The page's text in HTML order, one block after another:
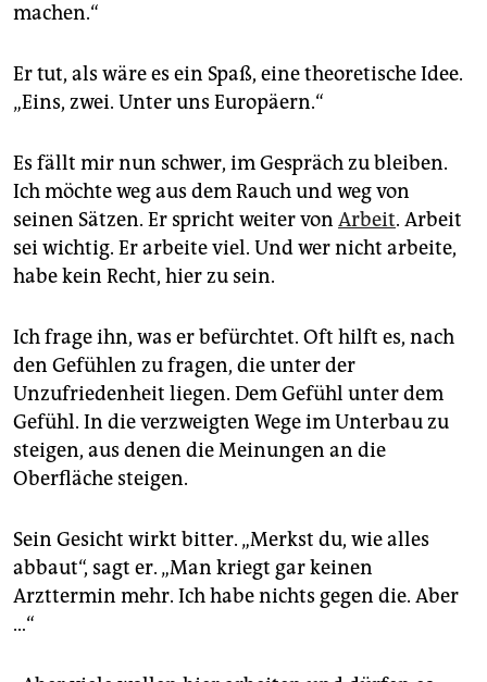
machen.“
Er tut, als wäre es ein Spaß, eine theoretische Idee.
„Eins, zwei. Unter uns Europäern.“
Es fällt mir nun schwer, im Gespräch zu bleiben.
Ich möchte weg aus dem Rauch und weg von
seinen Sätzen. Er spricht weiter von Arbeit. Arbeit
sei wichtig. Er arbeite viel. Und wer nicht arbeite,
habe kein Recht, hier zu sein.
Ich frage ihn, was er befürchtet. Oft hilft es, nach
den Gefühlen zu fragen, die unter der
Unzufriedenheit liegen. Dem Gefühl unter dem
Gefühl. In die verzweigten Wege im Unterbau zu
steigen, aus denen die Meinungen an die
Oberfläche steigen.
Sein Gesicht wirkt bitter. „Merkst du, wie alles
abbaut“, sagt er. „Man kriegt gar keinen
Arzttermin mehr. Ich habe nichts gegen die. Aber
…“